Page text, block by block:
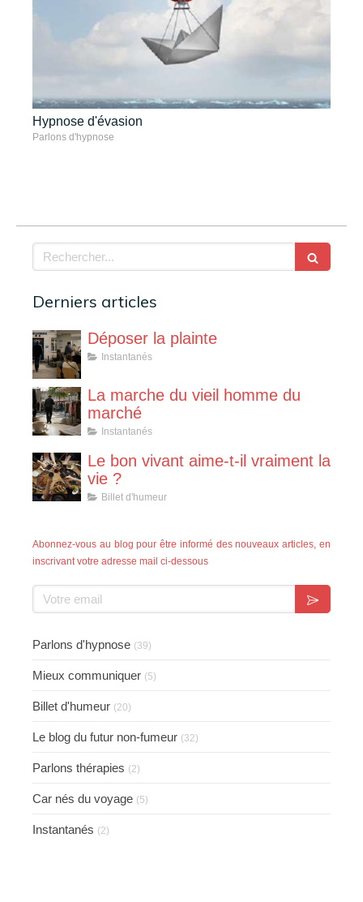
Hypnose d'évasion
Parlons d'hypnose
Rechercher
Derniers articles
Déposer la plainte
Instantanés
La marche du vieil homme du
marché
Instantanés
Le bon vivant aime-t-il vraiment la
vie ?
Billet d'humeur
Abonnez-vous au blog pour être informé des nouveaux articles, en
inscrivant votre adresse mail ci-dessous
Votre email
Parlons d'hypnose (39)
Mieux communiquer (5)
Billet d'humeur (20)
Le blog du futur non-fumeur (32)
Parlons thérapies (2)
Car nés du voyage (5)
Instantanés (2)